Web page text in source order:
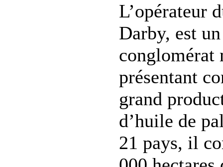
L’opérateur
Darby, est
conglomérat
présentant
grand
d’huile de
21 pays, il